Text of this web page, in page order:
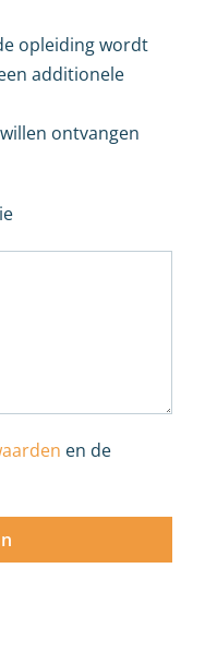
opleiding wordt
additionele
ontvangen
en de